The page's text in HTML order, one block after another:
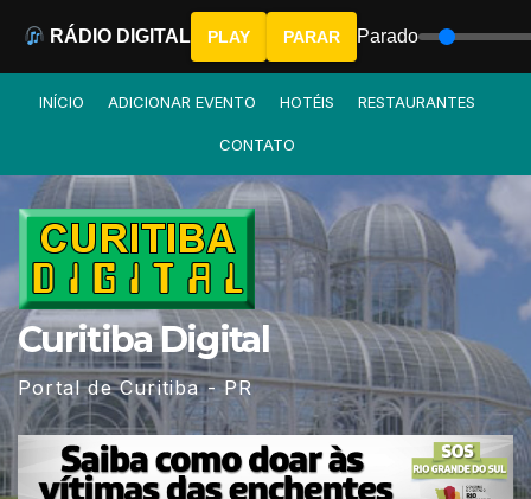
INÍCIO ADICIONAR EVENTO HOTÉIS RESTAURANTES
CONTATO
Curitiba Digital
Portal de Curitiba - PR
RÁDIO DIGITAL PLAY PARAR Parado